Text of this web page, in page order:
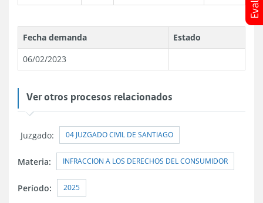
Fecha demanda
Estado
06/02/2023
Ver otros procesos relacionados
Juzgado: 04 JUZGADO CIVIL DE SANTIAGO
Materia: INFRACCION A LOS DERECHOS DEL CONSUMIDOR
Período: 2025